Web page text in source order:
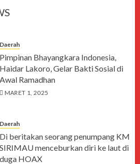
Daerah
Pimpinan Bhayangkara Indonesia,
Haidar Lakoro, Gelar Bakti Sosial di
Awal Ramadhan
MARET 1, 2025
Daerah
Di beritakan seorang penumpang KM
SIRIMAU menceburkan diri ke laut di
duga HOAX